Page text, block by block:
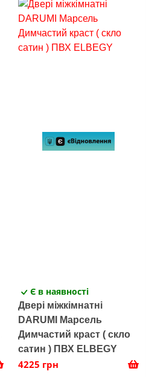
Є в наявності
Двері міжкімнатні
DARUMI Марсель
Димчастий краст ( скло
сатин ) ПВХ ELBEGY
4225 грн